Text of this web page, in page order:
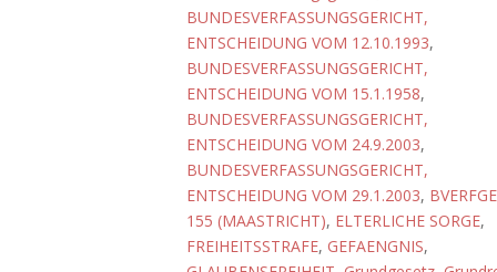
BUNDESVERFASSUNGSGERICHT,
ENTSCHEIDUNG VOM 12.10.1993,
BUNDESVERFASSUNGSGERICHT,
ENTSCHEIDUNG VOM 15.1.1958,
BUNDESVERFASSUNGSGERICHT,
ENTSCHEIDUNG VOM 24.9.2003,
BUNDESVERFASSUNGSGERICHT,
ENTSCHEIDUNG VOM 29.1.2003,
155 (MAASTRICHT), ELTERLICHE SORGE,
FREIHEITSSTRAFE, GEFAENGNIS,